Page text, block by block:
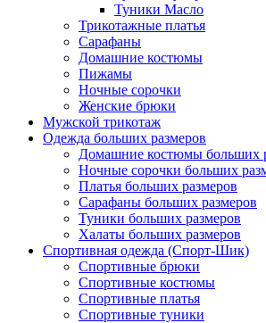
Туники Масло
Трикотажные платья
Сарафаны
Домашние костюмы
Пижамы
Ночные сорочки
Женские брюки
Мужской трикотаж
Одежда больших размеров
Домашние костюмы больших
Ночные сорочки больших
Платья больших размеров
Сарафаны больших размеров
Туники больших размеров
Халаты больших размеров
Спортивная одежда (Спорт-Шик)
Спортивные брюки
Спортивные костюмы
Спортивные платья
Спортивные туники